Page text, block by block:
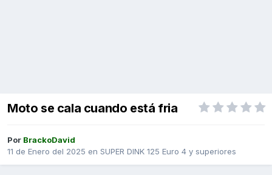
Moto se cala cuando está fria
Por BrackoDavid
11 de Enero del 2025 en SUPER DINK 125 Euro 4 y superiores